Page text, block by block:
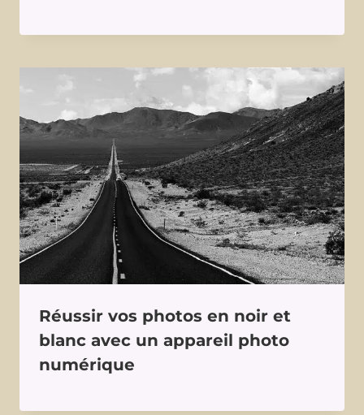
Réussir vos photos en noir et
blanc avec un appareil photo
numérique